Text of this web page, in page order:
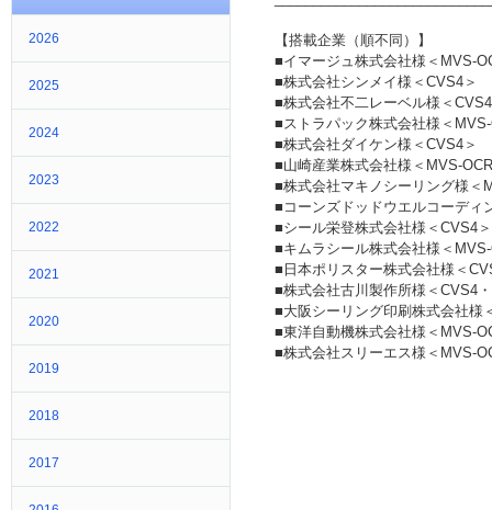
2026
2025
2024
2023
2022
2021
2020
2019
2018
2017
【搭載企業（順不同）】
■イマージュ株式会社様＜MVS-
■株式会社シンメイ様＜CVS4＞
■株式会社不二レーベル様＜
■ストラパック株式会社様＜
■株式会社ダイケン様＜CVS4＞
■山崎産業株式会社様＜MVS-
■株式会社マキノシーリング様＜
■コーンズドッドウエルコーディ
■シール栄登株式会社様＜CVS4＞
■キムラシール株式会社様＜
■日本ポリスター株式会社様＜
■株式会社古川製作所様＜CVS4
■大阪シーリング印刷株式会社様
■東洋自動機株式会社様＜MVS-
■株式会社スリーエス様＜MVS-